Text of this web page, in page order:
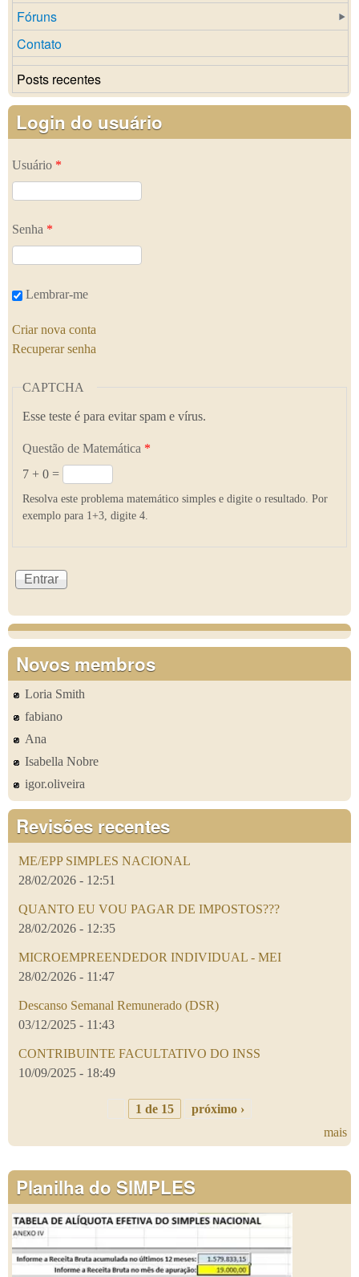
Fóruns
Contato
Posts recentes
Login do usuário
Usuário *
Senha *
Lembrar-me
Criar nova conta
Recuperar senha
CAPTCHA
Esse teste é para evitar spam e vírus.
Questão de Matemática *
7 + 0 =
Resolva este problema matemático simples e digite o resultado. Por
exemplo para 1+3, digite 4.
Novos membros
Loria Smith
fabiano
Ana
Isabella Nobre
igor.oliveira
Revisões recentes
ME/EPP SIMPLES NACIONAL
28/02/2026 - 12:51
QUANTO EU VOU PAGAR DE IMPOSTOS???
28/02/2026 - 12:35
MICROEMPREENDEDOR INDIVIDUAL - MEI
28/02/2026 - 11:47
Descanso Semanal Remunerado (DSR)
03/12/2025 - 11:43
CONTRIBUINTE FACULTATIVO DO INSS
10/09/2025 - 18:49
1 de 15
próximo ›
mais
Planilha do SIMPLES